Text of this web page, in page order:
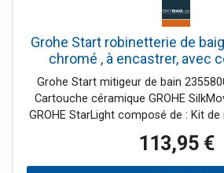
Grohe Start robinetterie de
chromé , à encastrer, avec
Grohe Start mitigeur de bain
Cartouche céramique GROHE
GROHE StarLight composé de : Kit
quantité variable changement
baignoire/douche Levier de
113,95 €